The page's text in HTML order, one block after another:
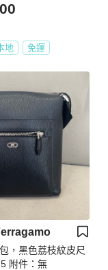
地 免運
，黑色荔枝紋皮尺
附件：無